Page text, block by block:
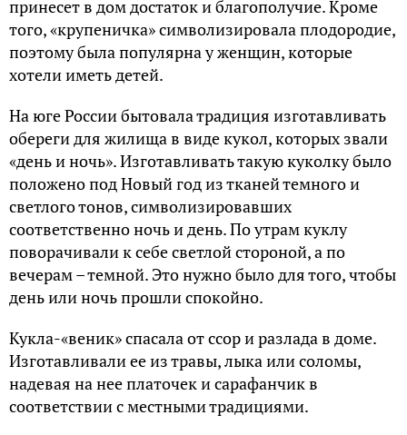
принесет в дом достаток и благополучие. Кроме
того, «крупеничка» символизировала плодородие,
поэтому была популярна у женщин, которые
хотели иметь детей.
На юге России бытовала традиция изготавливать
обереги для жилища в виде кукол, которых звали
«день и ночь». Изготавливать такую куколку было
положено под Новый год из тканей темного и
светлого тонов, символизировавших
соответственно ночь и день. По утрам куклу
поворачивали к себе светлой стороной, а по
вечерам – темной. Это нужно было для того, чтобы
день или ночь прошли спокойно.
Кукла-«веник» спасала от ссор и разлада в доме.
Изготавливали ее из травы, лыка или соломы,
надевая на нее платочек и сарафанчик в
соответствии с местными традициями.